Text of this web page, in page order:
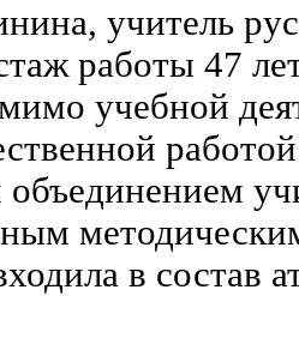
учитель
работы 47
учебной
в состав